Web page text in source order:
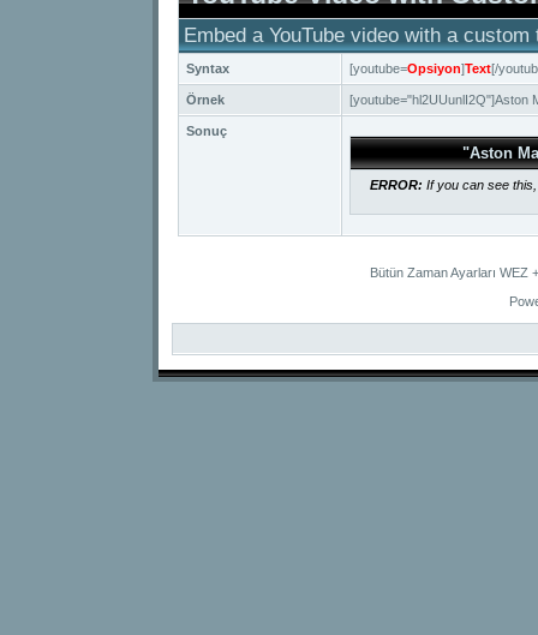
Embed a YouTube video with a custom
Syntax [youtube=Opsiyon]Text[/
Örnek [youtube="hl2UUunlI2Q"]Aston
Sonuç
"Aston
ERROR: If you can see
Bütün Zaman Ayarları WEZ